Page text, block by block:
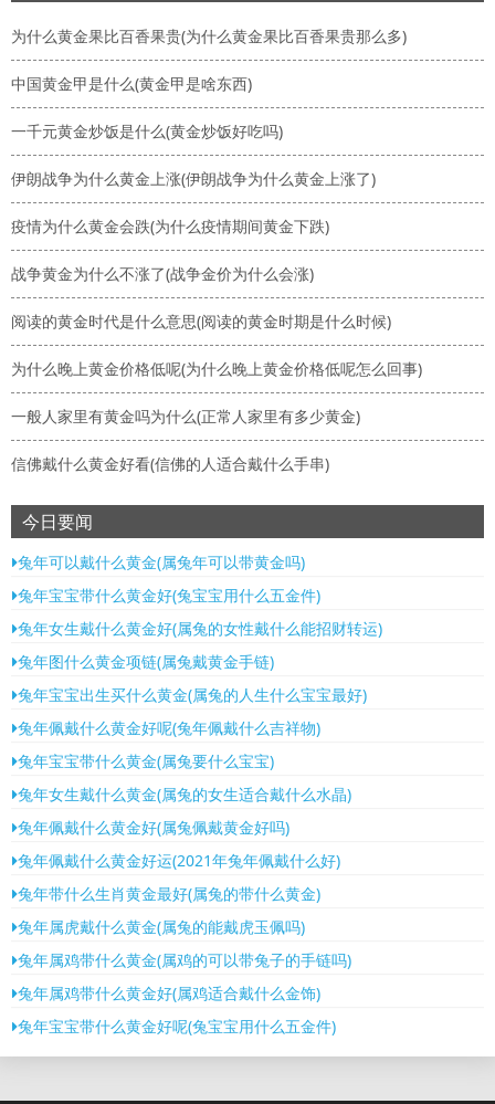
为什么黄金果比百香果贵(为什么黄金果比百香果贵那么多)
中国黄金甲是什么(黄金甲是啥东西)
一千元黄金炒饭是什么(黄金炒饭好吃吗)
伊朗战争为什么黄金上涨(伊朗战争为什么黄金上涨了)
疫情为什么黄金会跌(为什么疫情期间黄金下跌)
战争黄金为什么不涨了(战争金价为什么会涨)
阅读的黄金时代是什么意思(阅读的黄金时期是什么时候)
为什么晚上黄金价格低呢(为什么晚上黄金价格低呢怎么回事)
一般人家里有黄金吗为什么(正常人家里有多少黄金)
信佛戴什么黄金好看(信佛的人适合戴什么手串)
今日要闻
兔年可以戴什么黄金(属兔年可以带黄金吗)
兔年宝宝带什么黄金好(兔宝宝用什么五金件)
兔年女生戴什么黄金好(属兔的女性戴什么能招财转运)
兔年图什么黄金项链(属兔戴黄金手链)
兔年宝宝出生买什么黄金(属兔的人生什么宝宝最好)
兔年佩戴什么黄金好呢(兔年佩戴什么吉祥物)
兔年宝宝带什么黄金(属兔要什么宝宝)
兔年女生戴什么黄金(属兔的女生适合戴什么水晶)
兔年佩戴什么黄金好(属兔佩戴黄金好吗)
兔年佩戴什么黄金好运(2021年兔年佩戴什么好)
兔年带什么生肖黄金最好(属兔的带什么黄金)
兔年属虎戴什么黄金(属兔的能戴虎玉佩吗)
兔年属鸡带什么黄金(属鸡的可以带兔子的手链吗)
兔年属鸡带什么黄金好(属鸡适合戴什么金饰)
兔年宝宝带什么黄金好呢(兔宝宝用什么五金件)